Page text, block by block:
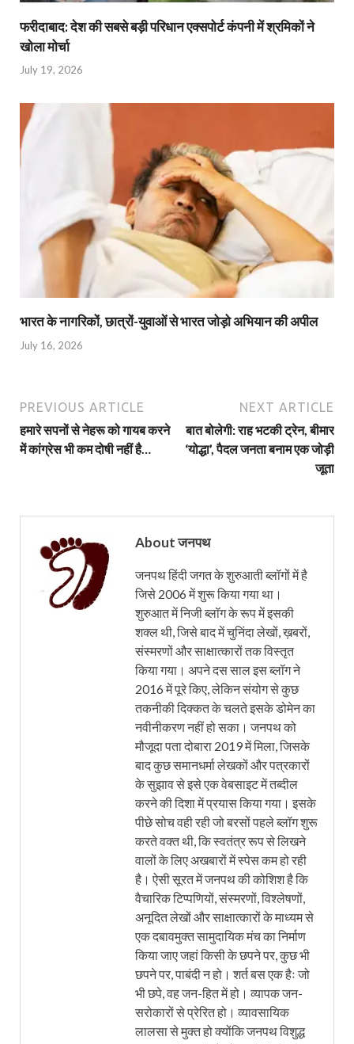
फरीदाबाद: देश की सबसे बड़ी परिधान एक्सपोर्ट कंपनी में श्रमिकों ने
खोला मोर्चा
July 19, 2026
भारत के नागरिकों, छात्रों-युवाओं से भारत जोड़ो अभियान की अपील
July 16, 2026
PREVIOUS ARTICLE
हमारे सपनों से नेहरू को गायब करने
में कांग्रेस भी कम दोषी नहीं है…
NEXT ARTICLE
बात बोलेगी: राह भटकी ट्रेन, बीमार
‘योद्धा’, पैदल जनता बनाम एक जोड़ी
जूता
About जनपथ
जनपथ हिंदी जगत के शुरुआती ब्लॉगों में है
जिसे 2006 में शुरू किया गया था।
शुरुआत में निजी ब्लॉग के रूप में इसकी
शक्ल थी, जिसे बाद में चुनिंदा लेखों, ख़बरों,
संस्मरणों और साक्षात्कारों तक विस्तृत
किया गया। अपने दस साल इस ब्लॉग ने
2016 में पूरे किए, लेकिन संयोग से कुछ
तकनीकी दिक्कत के चलते इसके डोमेन का
नवीनीकरण नहीं हो सका। जनपथ को
मौजूदा पता दोबारा 2019 में मिला, जिसके
बाद कुछ समानधर्मा लेखकों और पत्रकारों
के सुझाव से इसे एक वेबसाइट में तब्दील
करने की दिशा में प्रयास किया गया। इसके
पीछे सोच वही रही जो बरसों पहले ब्लॉग शुरू
करते वक्त थी, कि स्वतंत्र रूप से लिखने
वालों के लिए अखबारों में स्पेस कम हो रही
है। ऐसी सूरत में जनपथ की कोशिश है कि
वैचारिक टिप्पणियों, संस्मरणों, विश्लेषणों,
अनूदित लेखों और साक्षात्कारों के माध्यम से
एक दबावमुक्त सामुदायिक मंच का निर्माण
किया जाए जहां किसी के छपने पर, कुछ भी
छपने पर, पाबंदी न हो। शर्त बस एक हैः जो
भी छपे, वह जन-हित में हो। व्यापक जन-
सरोकारों से प्रेरित हो। व्यावसायिक
लालसा से मुक्त हो क्योंकि जनपथ विशुद्ध